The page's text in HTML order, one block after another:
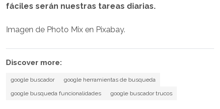
fáciles serán nuestras tareas diarias.
Imagen de Photo Mix en Pixabay.
Discover more:
google buscador
google herramientas de busqueda
google busqueda funcionalidades
google buscador trucos